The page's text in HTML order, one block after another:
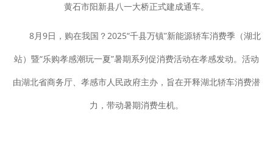
黄石市阳新县八一大桥正式建成通车。
8月9日，购在我国？2025“千县万镇”新能源轿车消费季（湖北
站）暨“乐购孝感潮玩一夏”暑期系列促消费活动在孝感发动。活动
由湖北省商务厅、孝感市人民政府主办，旨在开释湖北轿车消费潜
力，带动暑期消费生机。